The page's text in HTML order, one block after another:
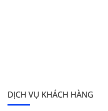
DỊCH VỤ KHÁCH HÀNG